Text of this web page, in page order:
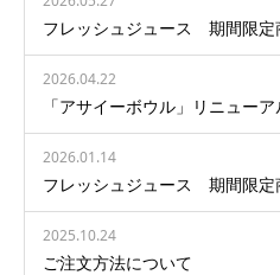
フレッシュジュース 期間限定
2026.04.22
「アサイーボウル」リニュー
2026.01.14
フレッシュジュース 期間限定
2025.10.24
ご注文方法について